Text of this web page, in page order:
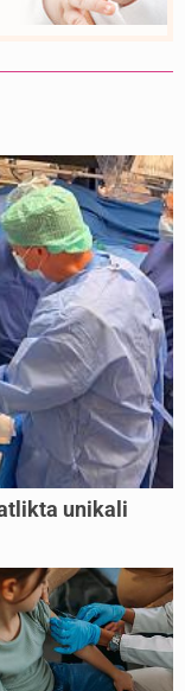
unikali